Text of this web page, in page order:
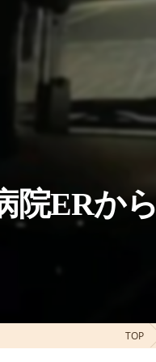
院ERから
TOP